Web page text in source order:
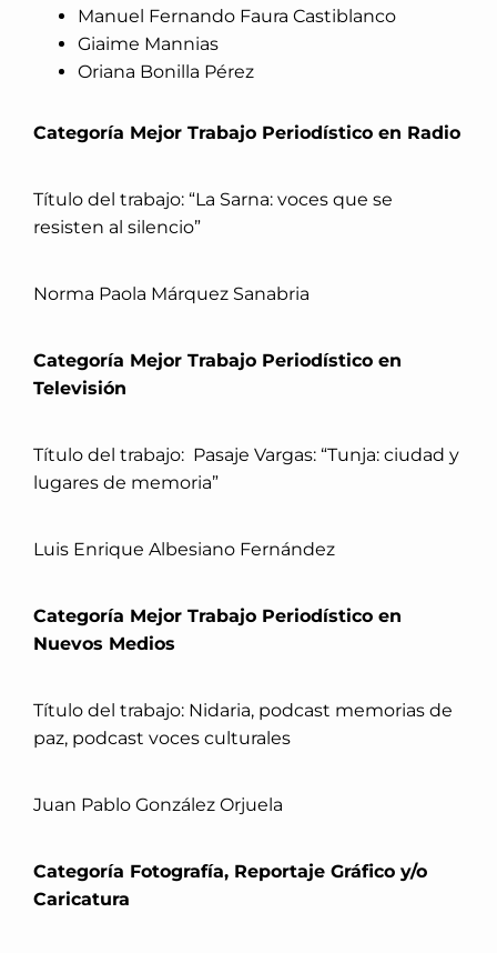
Manuel Fernando Faura Castiblanco
Giaime Mannias
Oriana Bonilla Pérez
Categoría Mejor Trabajo Periodístico en Radio
Título del trabajo: “La Sarna: voces que se
resisten al silencio”
Norma Paola Márquez Sanabria
Categoría Mejor Trabajo Periodístico en
Televisión
Título del trabajo: Pasaje Vargas: “Tunja: ciudad y
lugares de memoria”
Luis Enrique Albesiano Fernández
Categoría Mejor Trabajo Periodístico en
Nuevos Medios
Título del trabajo: Nidaria, podcast memorias de
paz, podcast voces culturales
Juan Pablo González Orjuela
Categoría Fotografía, Reportaje Gráfico y/o
Caricatura